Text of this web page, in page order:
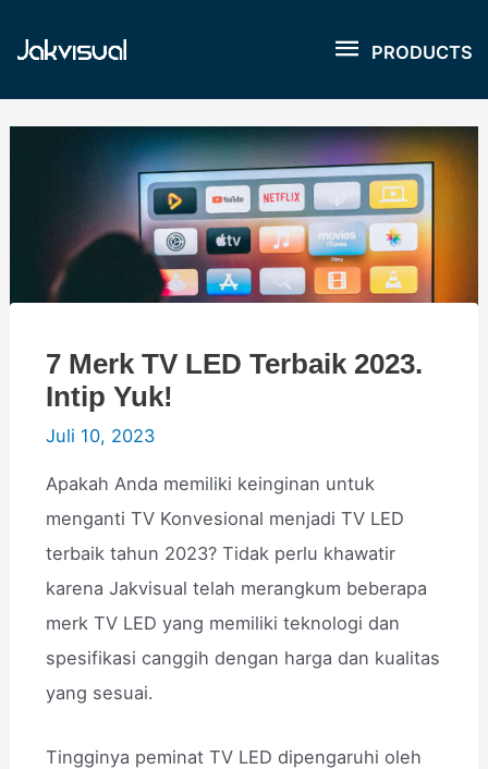
ke
PRODUCTS
7 Merk TV LED Terbaik 2023.
Intip Yuk!
Juli 10, 2023
Apakah Anda memiliki keinginan untuk
menganti TV Konvesional menjadi TV LED
terbaik tahun 2023? Tidak perlu khawatir
karena Jakvisual telah merangkum beberapa
merk TV LED yang memiliki teknologi dan
spesifikasi canggih dengan harga dan kualitas
yang sesuai.
Tingginya peminat TV LED dipengaruhi oleh